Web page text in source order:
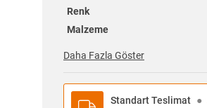
Renk
Malzeme
Daha Fazla Göster
Standart Teslimat ●